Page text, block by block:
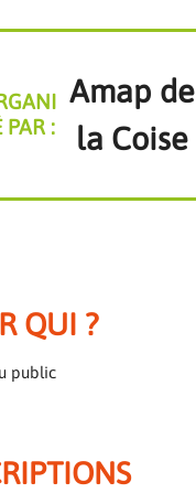
QUI ?
public
PAR :
Amap de
la Coise